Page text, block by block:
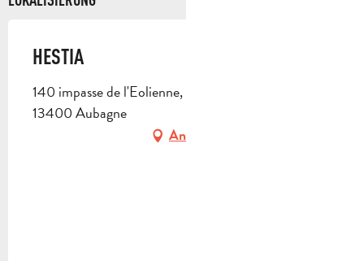
HESTIA
140 impasse de l'Eolienne, St Jean de Garguier,
13400 Aubagne
Anfahrt